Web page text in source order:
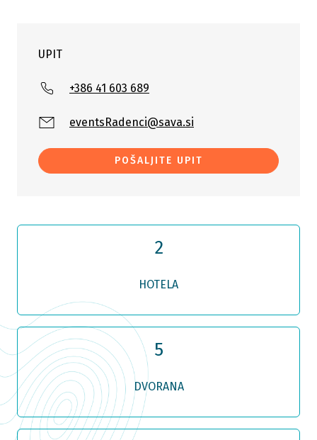
UPIT
+386 41 603 689
eventsRadenci@sava.si
POŠALJITE UPIT
2
HOTELA
5
DVORANA